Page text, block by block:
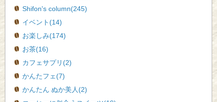
Shifon's column(245)
イベント(14)
お楽しみ(174)
お茶(16)
カフェサプリ(2)
かんたフェ(7)
かんたん ぬか美人(2)